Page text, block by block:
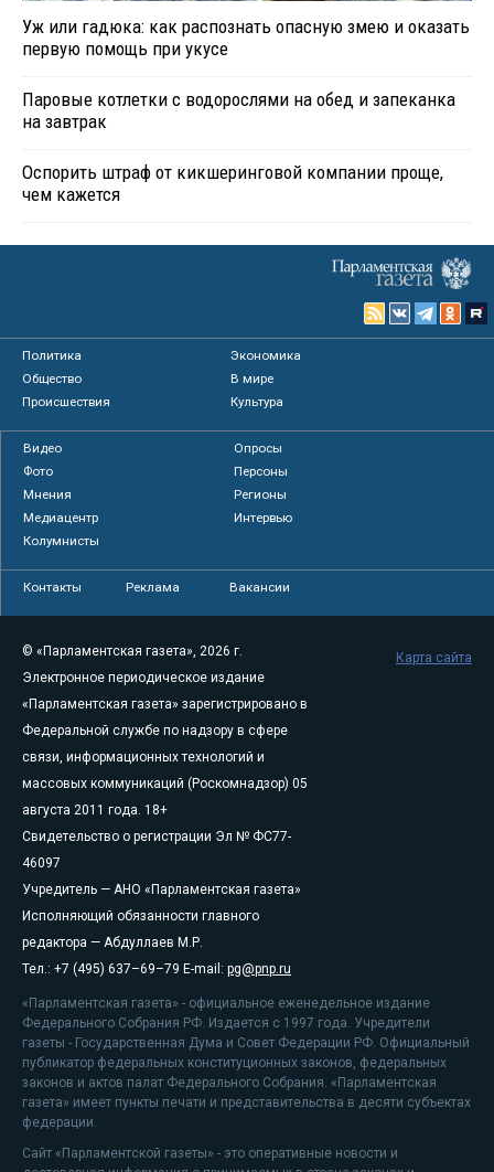
Уж или гадюка: как распознать опасную змею и оказать
первую помощь при укусе
Паровые котлетки с водорослями на обед и запеканка
на завтрак
Оспорить штраф от кикшеринговой компании проще,
чем кажется
Политика
Экономика
Общество
В мире
Происшествия
Культура
Видео
Опросы
Фото
Персоны
Мнения
Регионы
Медиацентр
Интервью
Колумнисты
Контакты Реклама Вакансии
© «Парламентская газета», 2026 г.
Электронное периодическое издание
«Парламентская газета» зарегистрировано в
Федеральной службе по надзору в сфере
связи, информационных технологий и
массовых коммуникаций (Роскомнадзор) 05
августа 2011 года. 18+
Свидетельство о регистрации Эл № ФС77-
46097
Учредитель — АНО «Парламентская газета»
Исполняющий обязанности главного
редактора — Абдуллаев М.Р.
Тел.: +7 (495) 637–69–79 E-mail: pg@pnp.ru
«Парламентская газета» - официальное еженедельное издание
Федерального Собрания РФ. Издается с 1997 года. Учредители
газеты - Государственная Дума и Совет Федерации РФ. Официальный
публикатор федеральных конституционных законов, федеральных
законов и актов палат Федерального Собрания. «Парламентская
газета» имеет пункты печати и представительства в десяти субъектах
федерации.
Сайт «Парламентской газеты» - это оперативные новости и
Карта сайта